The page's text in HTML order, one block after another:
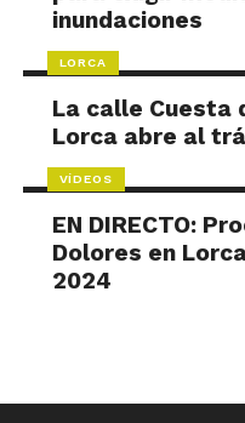
inundaciones
LORCA
La calle Cuesta
Lorca abre al
VÍDEOS
EN DIRECTO:
Dolores en
2024